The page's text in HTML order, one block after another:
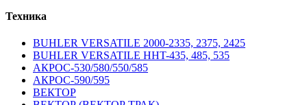
Техника
BUHLER VERSATILE 2000-2335, 2375, 2425
BUHLER VERSATILE HHT-435, 485, 535
АКРОС-530/580/550/585
АКРОС-590/595
ВЕКТОР